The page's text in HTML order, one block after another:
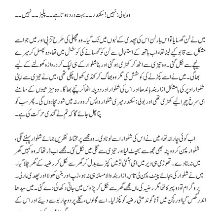
وہ بولی: نہیں ! سکندر۔۔ بہت درد ہوتا ہے۔۔ پلیز ۔۔ نہیں۔۔
میں نے لن گھسایا تو اس بار لن اس کی پھدی کے لبوں میں ٹک گیا۔ وہ مچھلی کی طرح تڑپی اور میں جو اسے
مشکل سے قابو کیے لیٹا تھا، اب ہاتھ کے استعمال سے لن کو گھسانے کی کوشش میں تھا، وہ پھسل کر میرے
نیچے سے نکل گئی۔ وہ تیزی سے اٹھ کر کھڑی ہو گئی اور بنا شلوار کے ہی لپک کر دروازہ کھولنے کے لیے
بھاگی۔ میں نے اسے پکڑنے کی کوشش کی مگر وہ بھاگ کر کنڈی کھول چکی تھی، میں نے تیزی سے اپنی
شلوار اوپر کی با مشکل ازار بند باندھا اور اس کی شلوار اور دوپٹہ اٹھا کر نیچے بھاگا۔ وہ سیڑھیوں کے سامنے
ہی سرخ چہرا لیے کھڑی تھی اور بولی: سکندر میری شلوار واپس کرو ورنہ میں شور مچادوں گی۔ پھر سب کو
پتا چل جائے گا کہ تم نے گندی حرکت کی ہے۔
اب کوئی چارا نہ تھا، میں نے اس کی شلوار اسے لوٹا دی۔ وہ مجھے پر محتاط نظریں جمائے شلوار پہننے لگی،
شلوار پہن کر دو پٹہ بھی مجھ سے جھپٹ لیا اور تیزی سے گلی میں نکل گئی۔ مجھے اب ڈر تھا کہ وہ کہیں گھر
میں نہ بتا دے۔ تھوڑی ہی دیر میں امی آگئی تو میں کپڑے بدل کر گھر سے نکل کر رضیہ کے گھر چلا گیا۔
میں نے شلوار کی بجائے پینٹ پہن لی تا که ازار بند والا مسلئہ ہی نہ ہو ، زپ اور بٹن کھولا اور پھدی مارلی۔
پروگرام تو دو پہر کا تھا مگر رضیہ کی ماں مجھے گھر سے نکل کر پڑوس میں جاتی دکھائی دے گئی۔ میں سیدھا
اندر گھس گیا اور کچن میں آٹا گوندھتی رضیہ کو پکڑ لیا۔ اسے گالوں، گلے پر دو چار بو سے دیئے اور اس کے